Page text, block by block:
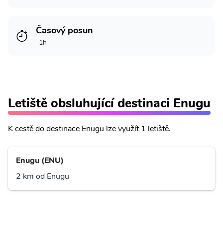
Časový posun
-1h
Letiště obsluhující destinaci Enugu
K cestě do destinace Enugu lze využít 1 letiště.
Enugu (ENU)
2 km od Enugu